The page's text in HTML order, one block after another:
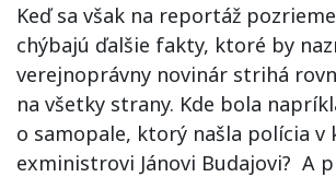
Keď sa však na reportáž
chýbajú ďalšie fakty, ktoré by
verejnoprávny novinár strihá
na všetky strany. Kde bola
o samopale, ktorý našla polícia v
exministrovi Jánovi Budajovi? A